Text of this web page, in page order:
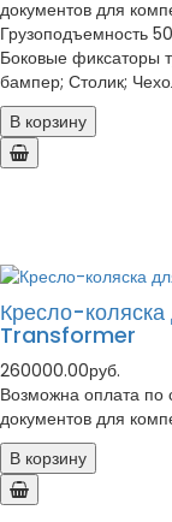
документов для
Грузоподъемность
Боковые фиксаторы
бампер; Столик;
В корзину
Кресло-
Transformer
260000.00руб.
Возможна оплата
документов для
В корзину